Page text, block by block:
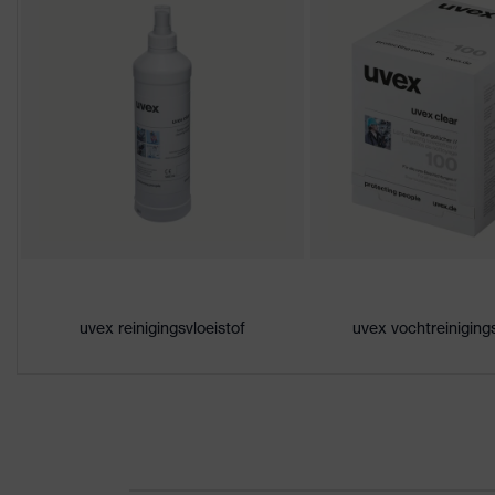
coating
Uiterst krasbestendig aan de
Eigenschappen
lenstint
Contrastverhoging,
uvex reinigingsvloeistof uvex